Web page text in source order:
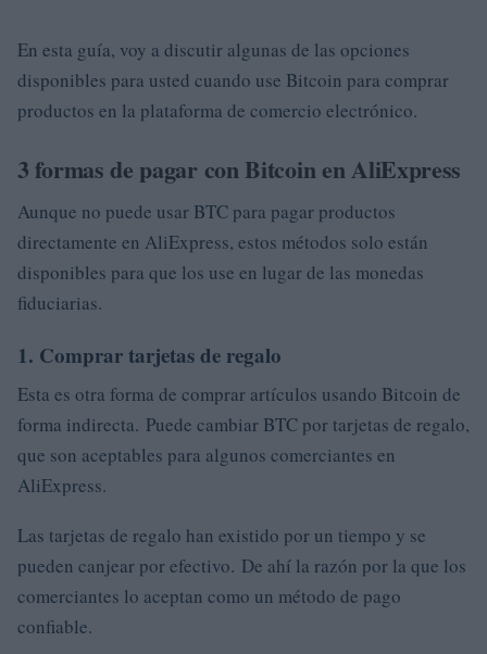
En esta guía, voy a discutir algunas de las opciones
disponibles para usted cuando use Bitcoin para comprar
productos en la plataforma de comercio electrónico.
3 formas de pagar con Bitcoin en AliExpress
Aunque no puede usar BTC para pagar productos
directamente en AliExpress, estos métodos solo están
disponibles para que los use en lugar de las monedas
fiduciarias.
1. Comprar tarjetas de regalo
Esta es otra forma de comprar artículos usando Bitcoin de
forma indirecta. Puede cambiar BTC por tarjetas de regalo,
que son aceptables para algunos comerciantes en
AliExpress.
Las tarjetas de regalo han existido por un tiempo y se
pueden canjear por efectivo. De ahí la razón por la que los
comerciantes lo aceptan como un método de pago
confiable.